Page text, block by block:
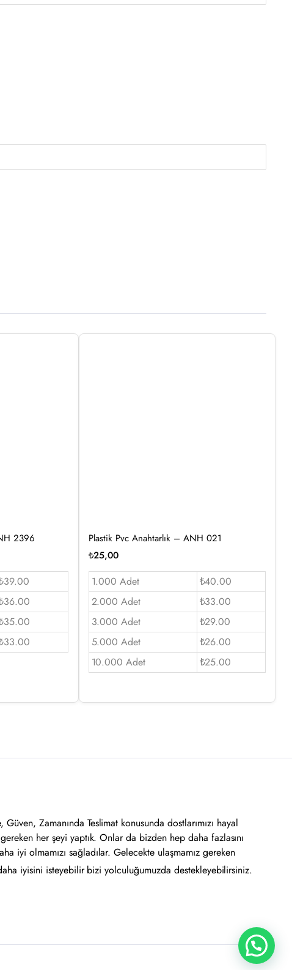
2396
Plastik Pvc Anahtarlık – ANH 021
₺25,00
1.000 Adet
₺40.00
2.000 Adet
₺33.00
3.000 Adet
₺29.00
5.000 Adet
₺26.00
10.000 Adet
₺25.00
Zamanında Teslimat konusunda dostlarımızı hayal
gereken her şeyi yaptık. Onlar da bizden hep daha fazlasını
iyi olmamızı sağladılar. Gelecekte ulaşmamız gereken
iyisini isteyebilir bizi yolculuğumuzda destekleyebilirsiniz.